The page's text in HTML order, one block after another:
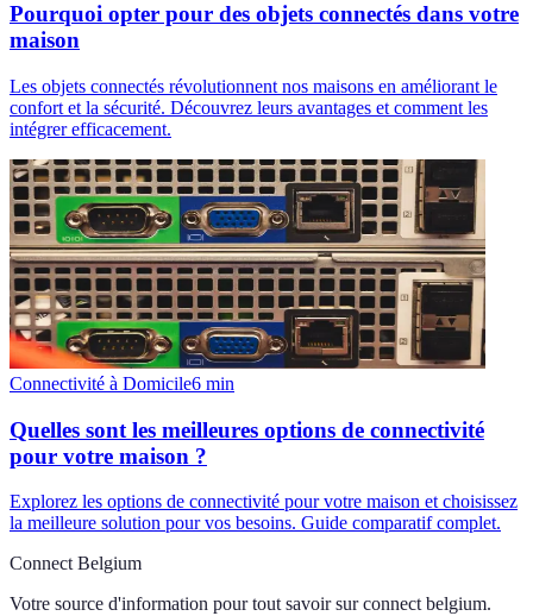
Pourquoi opter pour des objets connectés dans votre
maison
Les objets connectés révolutionnent nos maisons en améliorant le
confort et la sécurité. Découvrez leurs avantages et comment les
intégrer efficacement.
Connectivité à Domicile6 min
Quelles sont les meilleures options de connectivité
pour votre maison ?
Explorez les options de connectivité pour votre maison et choisissez
la meilleure solution pour vos besoins. Guide comparatif complet.
Connect Belgium
Votre source d'information pour tout savoir sur connect belgium.